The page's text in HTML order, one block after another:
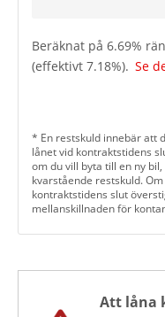
Beräknat på 6.69%
(effektivt 7.18%). Se
* En restskuld innebär att
lånet vid kontraktstidens
om du vill byta till en ny
kvarstående restskuld.
kontraktstidens slut
mellanskillnaden för
Att låna